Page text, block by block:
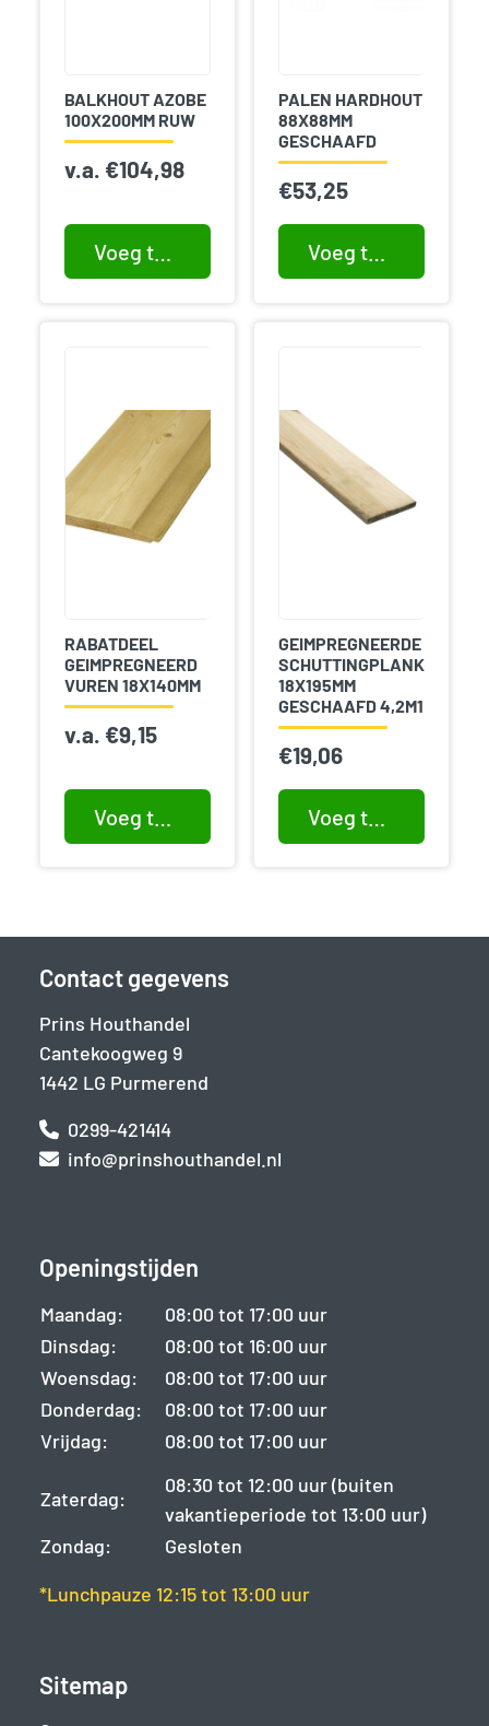
BALKHOUT AZOBE
100X200MM RUW
v.a. €104,98
Voeg toe aan winkelwagen
PALEN HARDHOUT
88X88MM
GESCHAAFD
€53,25
Voeg toe aan winkelwagen
RABATDEEL
GEIMPREGNEERD
VUREN 18X140MM
v.a. €9,15
GEIMPREGNEERDE
SCHUTTINGPLANK
18X195MM
GESCHAAFD 4,2M1
€19,06
Contact gegevens
Prins Houthandel
Cantekoogweg 9
1442 LG Purmerend
0299-421414
info@prinshouthandel.nl
Openingstijden
Maandag:
08:00 tot 17:00 uur
Dinsdag:
08:00 tot 16:00 uur
Woensdag:
08:00 tot 17:00 uur
Donderdag:
08:00 tot 17:00 uur
Vrijdag:
08:00 tot 17:00 uur
Zaterdag:
08:30 tot 12:00 uur (buiten
vakantieperiode tot 13:00 uur)
Zondag:
Gesloten
*Lunchpauze 12:15 tot 13:00 uur
Sitemap